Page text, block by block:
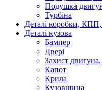
Подушка
Турбіна
Деталі коробки,
Деталі кузова
Бампер
Двері
Захист
Капот
Крила
Кузовщина